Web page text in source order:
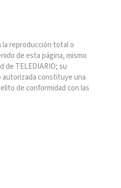
la reproducción total o
de esta página, mismo
de TELEDIARIO; su
constituye una
de conformidad con las